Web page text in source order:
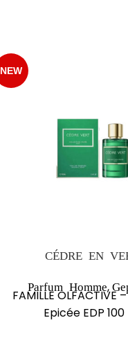
NEW
CÉDRE EN
Parfum Homme,
FAMILLE OLFACTIVE
Epicée EDP